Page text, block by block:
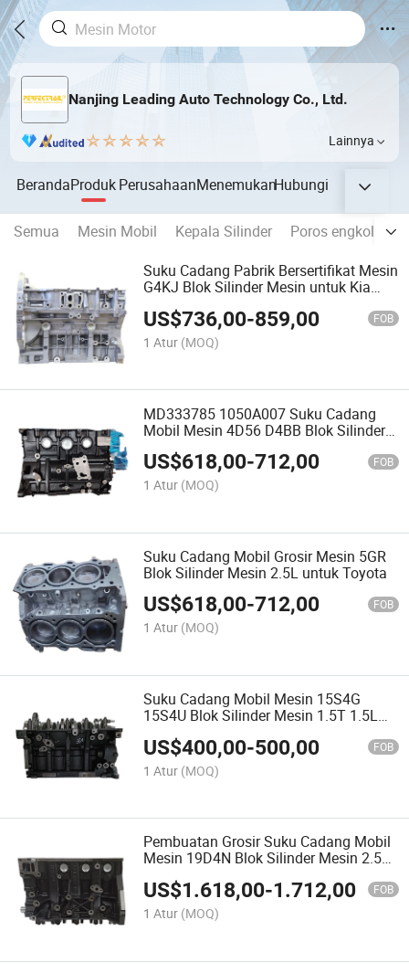
Nanjing Leading Auto Technology Co., Ltd.
Lainnya
BerandaProdukPerusahaanMenemukanHubungi
Semua Mesin Mobil Kepala Silinder Poros engkol
Suku Cadang Pabrik Bersertifikat Mesin
G4KJ Blok Silinder Mesin untuk Kia
Santa-Fe
US$736,00-859,00 FOB
1 Atur (MOQ)
MD333785 1050A007 Suku Cadang
Mobil Mesin 4D56 D4BB Blok Silinder
Mesin 2.5L untuk Mitsubishi L200
Pajero
US$618,00-712,00 FOB
1 Atur (MOQ)
Suku Cadang Mobil Grosir Mesin 5GR
Blok Silinder Mesin 2.5L untuk Toyota
US$618,00-712,00 FOB
1 Atur (MOQ)
Suku Cadang Mobil Mesin 15S4G
15S4U Blok Silinder Mesin 1.5T 1.5L
US$400,00-500,00 FOB
1 Atur (MOQ)
Pembuatan Grosir Suku Cadang Mobil
Mesin 19D4N Blok Silinder Mesin 2.5L
untuk Saic Maxus 1.9Dti G10 MG MG6
US$1.618,00-1.712,00 FOB
1 Atur (MOQ)